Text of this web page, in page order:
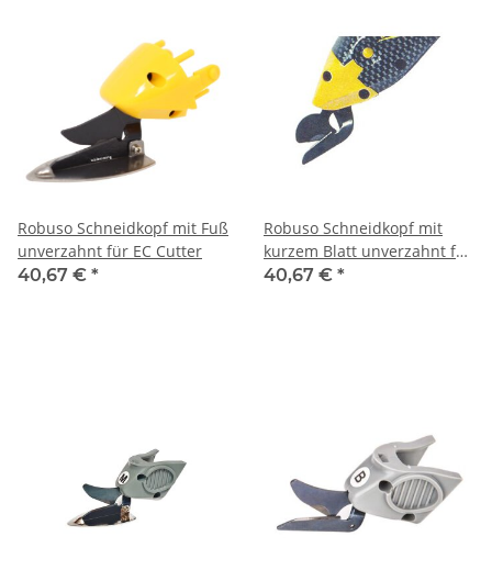
Robuso Schneidkopf mit Fuß
unverzahnt für EC Cutter
40,67 € *
Robuso Schneidkopf mit
kurzem Blatt unverzahnt für
EC Cutter
40,67 € *